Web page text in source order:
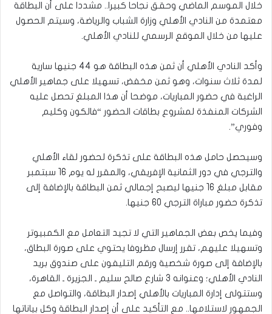
خلال الموسم الماضي وحقق نجاحا كبيرا.. مشددا على أن البطاقة
معتمدة من النادي الأهلي وزارة الشباب والرياضة، وسيتم الحصول
عليها من خلال الموقع الرسمي للنادي الأهلي.
وأكد النادي الأهلي أن ثمن هذه البطاقة هو 44 جنيها سارية
لمدة ثلاث سنوات، وهو ثمن مخفض، تسهيلا على جماهير الأهلي
الراغبة في حضور المباريات، موضحا أن هذا المبلغ تحصل عليه
الشركات المنفذة لمشروع بطاقات الحضور “فالكون وكليم
وفوري”.
وسيحصل حامل هذه البطاقة على تذكرة لحضور لقاء الأهلي
والترجي في دور الثمانية الإفريقي، والمقرر له يوم 16 سبتمبر
مقابل مبلغ 16 جنيها ليصبح إجمالي ثمن البطاقة بالإضافة إلى
تذكرة حضور مباراة الترجي 60 جنيها.
وفيما يخص بعض الجماهير التي لا تجيد التعامل مع الكمبيوتر
وتسهيلا عليهم، تقرر إرسال مظروفا يحتوي على صورة البطاق،
بالإضافة إلى صورة شخصية ورقم التليفون على صندوق بريد
النادي الأهلي؛ وعنوانه 3 شارع صالح سليم ـ الجزيرة ـ القاهرة،
وستتولى إدارة المباريات بالأهلي إصدار البطاقة، والتواصل مع
الجمهور لاستلامها.. مع التأكيد على أن إصدار البطاقة وكل بياناتها